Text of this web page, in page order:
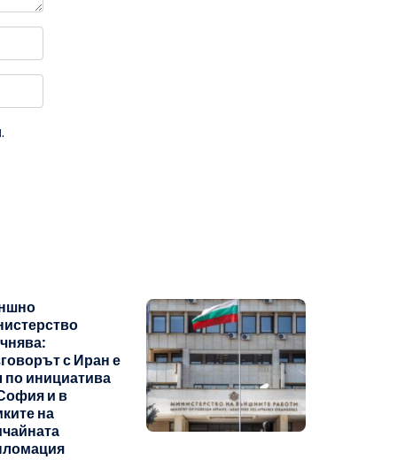
с Иран е
по инициатива
и в
на